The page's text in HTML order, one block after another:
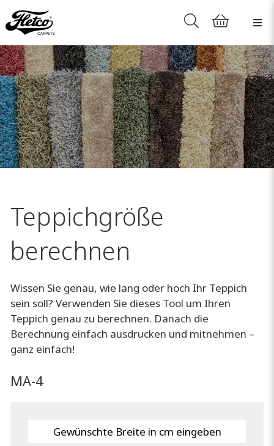
Teppichgröße
berechnen
Wissen Sie genau, wie lang oder hoch Ihr Teppich
sein soll? Verwenden Sie dieses Tool um Ihren
Teppich genau zu berechnen. Danach die
Berechnung einfach ausdrucken und mitnehmen –
ganz einfach!
MA-4